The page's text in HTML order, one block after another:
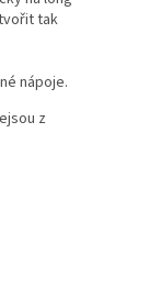
tak
nápoje.
z